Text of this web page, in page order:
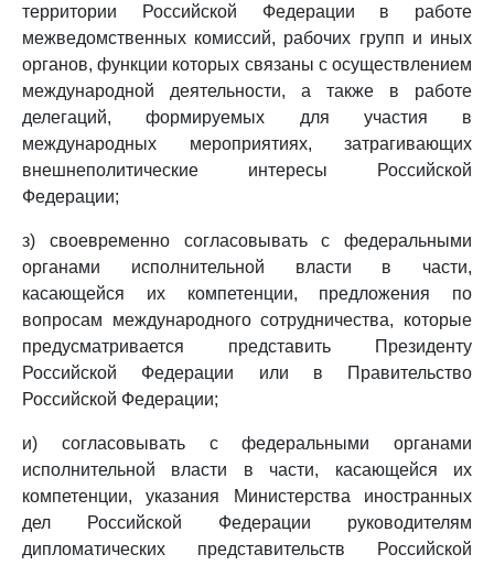
территории Российской Федерации в работе
межведомственных комиссий, рабочих групп и иных
органов, функции которых связаны с осуществлением
международной деятельности, а также в работе
делегаций, формируемых для участия в
международных мероприятиях, затрагивающих
внешнеполитические интересы Российской
Федерации;
з) своевременно согласовывать с федеральными
органами исполнительной власти в части,
касающейся их компетенции, предложения по
вопросам международного сотрудничества, которые
предусматривается представить Президенту
Российской Федерации или в Правительство
Российской Федерации;
и) согласовывать с федеральными органами
исполнительной власти в части, касающейся их
компетенции, указания Министерства иностранных
дел Российской Федерации руководителям
дипломатических представительств Российской